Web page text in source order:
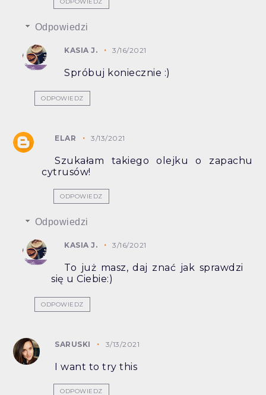
ODPOWIEDZ
Odpowiedzi
KASIA J. 3/16/2021
Spróbuj koniecznie :)
ODPOWIEDZ
ELAR 3/13/2021
Szukałam takiego olejku o zapachu
cytrusów!
ODPOWIEDZ
Odpowiedzi
KASIA J. 3/16/2021
To już masz, daj znać jak sprawdzi
się u Ciebie:)
ODPOWIEDZ
SARUSKI 3/13/2021
I want to try this
ODPOWIEDZ